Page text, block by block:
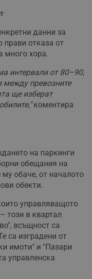
данни за
прави отказа от
много хора.
интервали от 80–90,
между превозните
ще изберат
коментира
на паркинги
обещания на
обаче, от началото
обекти.
управляващото
този в квартал
всъщност са
са изградени от
имоти" и "Пазари
управленска